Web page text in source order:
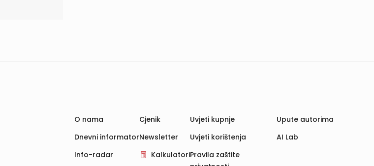
O nama
Dnevni informator
Info-radar
Cjenik
Newsletter
Kalkulatori
Uvjeti kupnje
Uvjeti korištenja
Pravila zaštite
Upute autorima
AI Lab